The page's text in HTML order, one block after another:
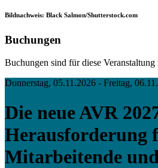
Bildnachweis: Black Salmon/Shutterstock.com
Buchungen
Buchungen sind für diese
Donnerstag, 05.11.2026 - Freitag,
Die neue AVR
Herausforderung
Mitarbeitende